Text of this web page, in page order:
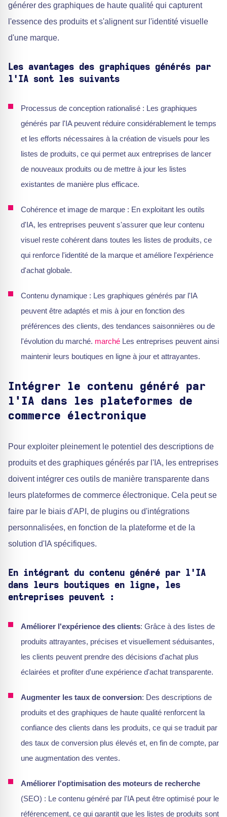
générer des graphiques de haute qualité qui capturent
l'essence des produits et s'alignent sur l'identité visuelle
d'une marque.
Les avantages des graphiques générés par
l'IA sont les suivants
Processus de conception rationalisé : Les graphiques
générés par l'IA peuvent réduire considérablement le temps
et les efforts nécessaires à la création de visuels pour les
listes de produits, ce qui permet aux entreprises de lancer
de nouveaux produits ou de mettre à jour les listes
existantes de manière plus efficace.
Cohérence et image de marque : En exploitant les outils
d'IA, les entreprises peuvent s'assurer que leur contenu
visuel reste cohérent dans toutes les listes de produits, ce
qui renforce l'identité de la marque et améliore l'expérience
d'achat globale.
Contenu dynamique : Les graphiques générés par l'IA
peuvent être adaptés et mis à jour en fonction des
préférences des clients, des tendances saisonnières ou de
l'évolution du marché. marché Les entreprises peuvent ainsi
maintenir leurs boutiques en ligne à jour et attrayantes.
Intégrer le contenu généré par
l'IA dans les plateformes de
commerce électronique
Pour exploiter pleinement le potentiel des descriptions de
produits et des graphiques générés par l'IA, les entreprises
doivent intégrer ces outils de manière transparente dans
leurs plateformes de commerce électronique. Cela peut se
faire par le biais d'API, de plugins ou d'intégrations
personnalisées, en fonction de la plateforme et de la
solution d'IA spécifiques.
En intégrant du contenu généré par l'IA
dans leurs boutiques en ligne, les
entreprises peuvent :
Améliorer l'expérience des clients: Grâce à des listes de
produits attrayantes, précises et visuellement séduisantes,
les clients peuvent prendre des décisions d'achat plus
éclairées et profiter d'une expérience d'achat transparente.
Augmenter les taux de conversion: Des descriptions de
produits et des graphiques de haute qualité renforcent la
confiance des clients dans les produits, ce qui se traduit par
des taux de conversion plus élevés et, en fin de compte, par
une augmentation des ventes.
Améliorer l'optimisation des moteurs de recherche
(SEO) : Le contenu généré par l'IA peut être optimisé pour le
référencement, ce qui garantit que les listes de produits sont